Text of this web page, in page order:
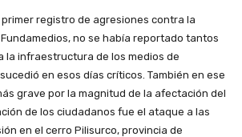
primer registro de agresiones contra la
no se había reportado tantos
la infraestructura de los medios de
en esos días críticos. También en ese
grave por la magnitud de la afectación del
de los ciudadanos fue el ataque a las
en el cerro Pilisurco, provincia de